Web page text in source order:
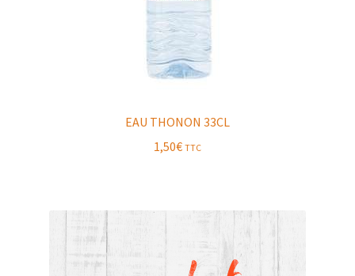
EAU THONON 33CL
1,50€ TTC